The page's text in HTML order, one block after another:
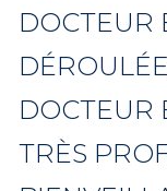
DOCTEUR
DOCTEUR
TRÈS